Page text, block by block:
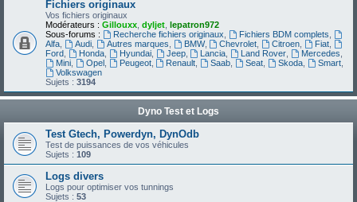
Fichiers originaux
Vos fichiers originaux
Modérateurs : Gillouxx dyljet lepatron972
Sous-forums :
Recherche fichiers originaux Fichiers BDM complets
Alfa
Audi, Autres marques BMW, Chevrolet Citroen Fiat
Ford
Honda, Hyundai, Jeep, Lancia Land Rover Mercedes
Mini, Opel, Peugeot, Renault Saab Seat Skoda, Smart,
Volkswagen
Sujets : 3194
Dyno Test et Logs
Test Gtech, Powerdyn, DynOdb
Test de puissances de vos véhicules
Sujets : 109
Logs divers
Logs pour optimiser vos tunnings
Sujets : 53